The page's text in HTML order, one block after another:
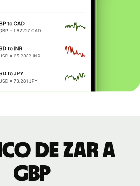
de ZAR a
GBP